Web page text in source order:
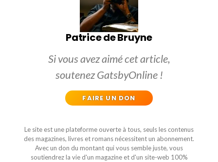
Patrice de Bruyne
Si vous avez aimé cet article,
soutenez GatsbyOnline !
FAIRE UN DON
Le site est une plateforme ouverte à tous, seuls les contenus
des magazines, livres et romans nécessitent un abonnement.
Avec un don du montant qui vous semble juste, vous
soutiendrez la vie d'un magazine et d'un site-web 100%